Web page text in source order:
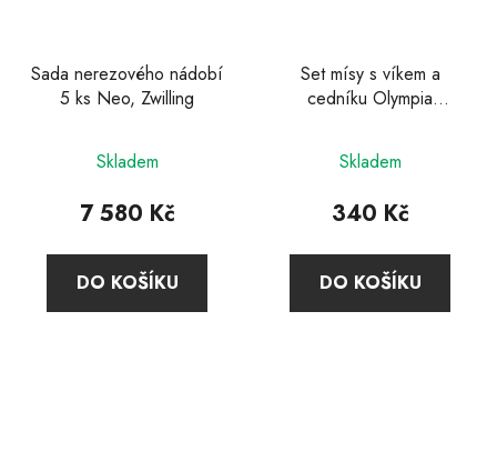
Sada nerezového nádobí
5 ks Neo, Zwilling
Skladem
7 580 Kč
DO KOŠÍKU
Set mísy s víkem a
cedníku Olympia
Skladem
340 Kč
DO KOŠÍKU